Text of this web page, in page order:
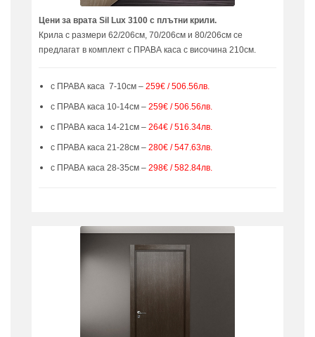
Цени за врата Sil Lux 3100 с плътни крили.
Крила с размери 62/206см, 70/206см и 80/206см се
предлагат в комплект с ПРАВА каса с височина 210см.
с ПРАВА каса 7-10см –259€ / 506.56лв.
с ПРАВА каса 10-14см –259€ / 506.56лв.
с ПРАВА каса 14-21см –264€ / 516.34лв.
с ПРАВА каса 21-28см –280€ / 547.63лв.
с ПРАВА каса 28-35см –298€ / 582.84лв.